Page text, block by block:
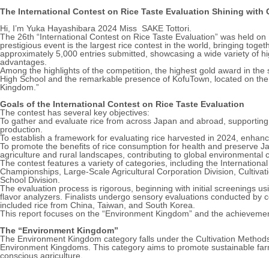
The International Contest on Rice Taste Evaluation Shining
Hi, I’m Yuka Hayashibara 2024 Miss SAKE Tottori.
The 26th “International Contest on Rice Taste Evaluation” was held
prestigious event is the largest rice contest in the world, bringing
approximately 5,000 entries submitted, showcasing a wide variety of
advantages.
Among the highlights of the competition, the highest gold award in
High School and the remarkable presence of KofuTown, located on
Kingdom.”
Goals of the International Contest on Rice Taste Evaluation
The contest has several key objectives:
To gather and evaluate rice from across Japan and abroad,
production.
To establish a framework for evaluating rice harvested in 2024,
To promote the benefits of rice consumption for health and preserve
agriculture and rural landscapes, contributing to global environmental
The contest features a variety of categories, including the
Championships, Large-Scale Agricultural Corporation Division,
School Division.
The evaluation process is rigorous, beginning with initial screenings
flavor analyzers. Finalists undergo sensory evaluations conducted
included rice from China, Taiwan, and South Korea.
This report focuses on the “Environment Kingdom” and the
The “Environment Kingdom”
The Environment Kingdom category falls under the Cultivation
Environment Kingdoms. This category aims to promote sustainable
conscious agriculture.